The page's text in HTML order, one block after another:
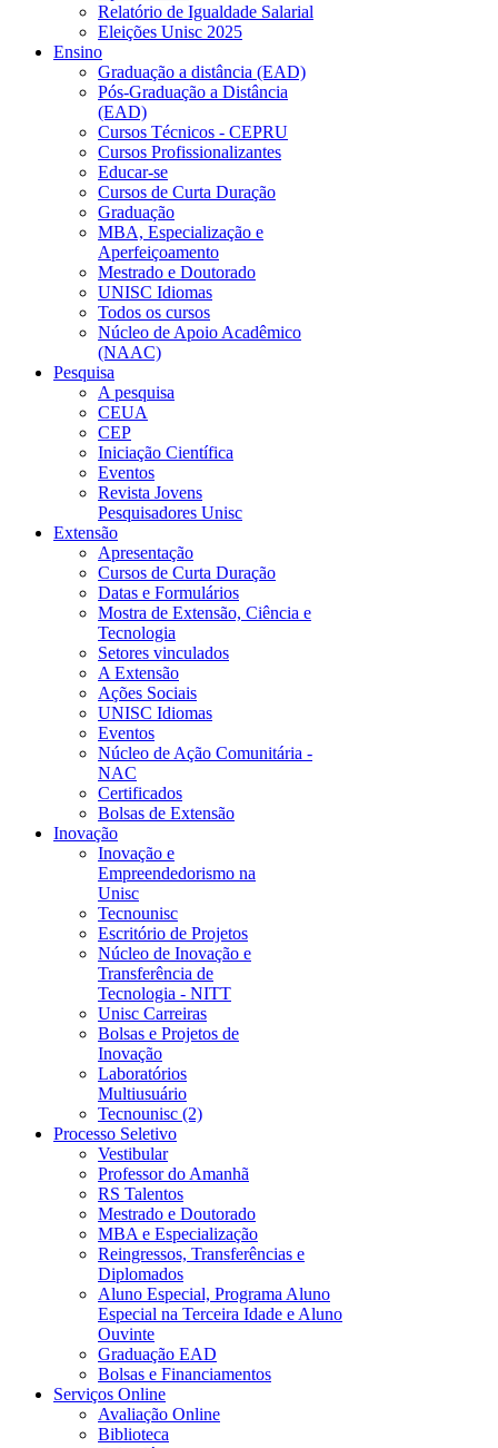
Relatório de Igualdade Salarial
Eleições Unisc 2025
Ensino
Graduação a distância (EAD)
Pós-Graduação a Distância
(EAD)
Cursos Técnicos - CEPRU
Cursos Profissionalizantes
Educar-se
Cursos de Curta Duração
Graduação
MBA, Especialização e
Aperfeiçoamento
Mestrado e Doutorado
UNISC Idiomas
Todos os cursos
Núcleo de Apoio Acadêmico
(NAAC)
Pesquisa
A pesquisa
CEUA
CEP
Iniciação Científica
Eventos
Revista Jovens
Pesquisadores Unisc
Extensão
Apresentação
Cursos de Curta Duração
Datas e Formulários
Mostra de Extensão, Ciência e
Tecnologia
Setores vinculados
A Extensão
Ações Sociais
UNISC Idiomas
Eventos
Núcleo de Ação Comunitária -
NAC
Certificados
Bolsas de Extensão
Inovação
Inovação e
Empreendedorismo na
Unisc
Tecnounisc
Escritório de Projetos
Núcleo de Inovação e
Transferência de
Tecnologia - NITT
Unisc Carreiras
Bolsas e Projetos de
Inovação
Laboratórios
Multiusuário
Tecnounisc (2)
Processo Seletivo
Vestibular
Professor do Amanhã
RS Talentos
Mestrado e Doutorado
MBA e Especialização
Reingressos, Transferências e
Diplomados
Aluno Especial, Programa Aluno
Especial na Terceira Idade e Aluno
Ouvinte
Graduação EAD
Bolsas e Financiamentos
Serviços Online
Avaliação Online
Biblioteca